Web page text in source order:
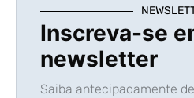
Inscreva-se
newsletter
Saiba antecipadamente